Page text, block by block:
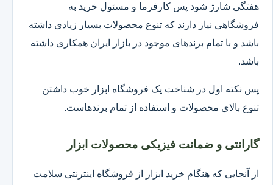
هفتگی شارژ شود پس کارفرما و مسئول خرید به
فروشگاهی نیاز دارند که تنوع محصولات بسیار زیادی داشته
باشد و با تمام برندهای موجود در بازار ایران همکاری داشته
باشد.
پس نکته اول در شناخت یک فروشگاه ابزار خوب داشتن
تنوع بالای محصولات و استفاده از تمام برندهاست.
گارانتی و ضمانت فیزیکی محصولات ابزار
از آنجایی که هنگام خرید ابزار از فروشگاه اینترنتی سلامت